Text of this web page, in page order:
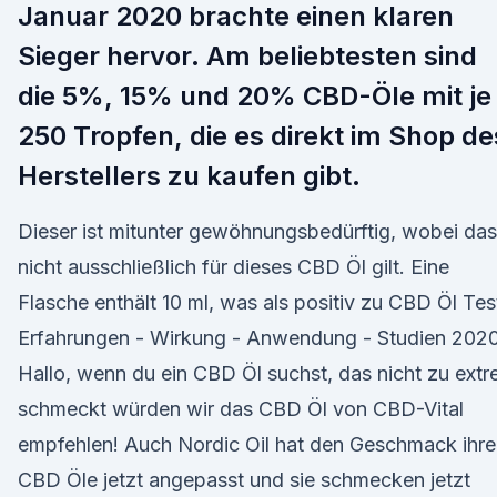
Januar 2020 brachte einen klaren
Sieger hervor. Am beliebtesten sind
die 5%, 15% und 20% CBD-Öle mit je
250 Tropfen, die es direkt im Shop
Herstellers zu kaufen gibt.
Dieser ist mitunter gewöhnungsbedürftig, wobei das
nicht ausschließlich für dieses CBD Öl gilt. Eine
Flasche enthält 10 ml, was als positiv zu CBD Öl
Erfahrungen - Wirkung - Anwendung - Studien
Hallo, wenn du ein CBD Öl suchst, das nicht zu
schmeckt würden wir das CBD Öl von CBD-Vital
empfehlen! Auch Nordic Oil hat den Geschmack
CBD Öle jetzt angepasst und sie schmecken jetzt